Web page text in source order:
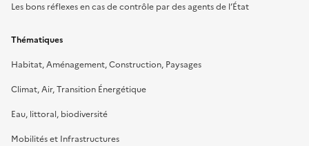
Les bons réflexes en cas de contrôle par des agents de l’État
Thématiques
Habitat, Aménagement, Construction, Paysages
Climat, Air, Transition Énergétique
Eau, littoral, biodiversité
Mobilités et Infrastructures